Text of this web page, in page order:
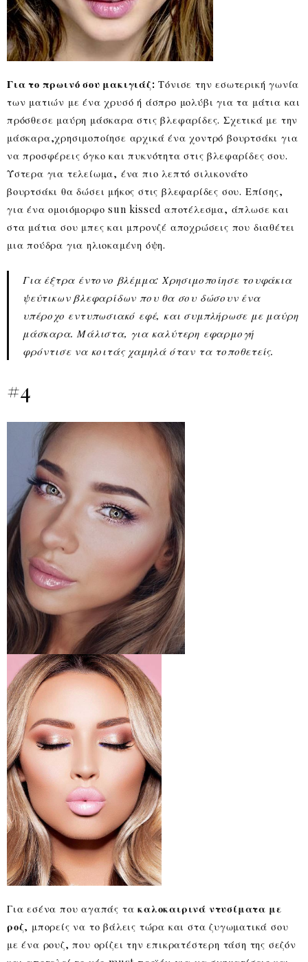
Για το πρωινό σου μακιγιάζ: Τόνισε την εσωτερική γωνία
των ματιών με ένα χρυσό ή άσπρο μολύβι για τα μάτια και
πρόσθεσε μαύρη μάσκαρα στις βλεφαρίδες. Σχετικά με την
μάσκαρα,χρησιμοποίησε αρχικά ένα χοντρό βουρτσάκι για
να προσφέρεις όγκο και πυκνότητα στις βλεφαρίδες σου.
Ύστερα για τελείωμα, ένα πιο λεπτό σιλικονάτο
βουρτσάκι θα δώσει μήκος στις βλεφαρίδες σου. Επίσης,
για ένα ομοιόμορφο sun kissed αποτέλεσμα, άπλωσε και
στα μάτια σου μπες και μπρονζέ αποχρώσεις που διαθέτει
μια πούδρα για ηλιοκαμένη όψη.
Για έξτρα έντονο βλέμμα: Χρησιμοποίησε τουφάκια
ψεύτικων βλεφαρίδων που θα σου δώσουν ένα
υπέροχο εντυπωσιακό εφέ, και συμπλήρωσε με μαύρη
μάσκαρα. Μάλιστα, για καλύτερη εφαρμογή
φρόντισε να κοιτάς χαμηλά όταν τα τοποθετείς.
#4
Για εσένα που αγαπάς τακαλοκαιρινά ντυσίματα με
ροζ, μπορείς να το βάλεις τώρα και στα ζυγωματικά σου
με ένα ρουζ, που ορίζει την επικρατέστερη τάση της σεζόν